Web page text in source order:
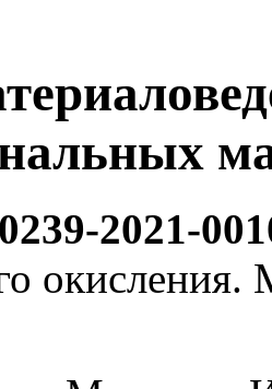
2021-
окисления.